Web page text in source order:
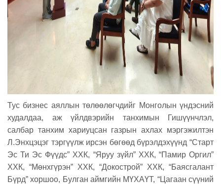
Тус бизнес аяллын төлөөлөгчдийг Монголын үндэсний
худалдаа, аж үйлдвэрийн танхимын Гишүүнчлэл,
салбар танхим хариуцсан газрын ахлах мэргэжилтэн
Л.Энхцэцэг тэргүүлж ирсэн бөгөөд бүрэлдэхүүнд “Старт
Эс Ти Эс Фүүдс” ХХК, “Яруу зүйл” ХХК, “Памир Оргил”
ХХК, “Мөнхгүрэн” ХХК, “Докострой” ХХК, “Баясгалант
Бүрд” хоршоо, Булган аймгийн МҮХАҮТ, “Цагаан сүүний